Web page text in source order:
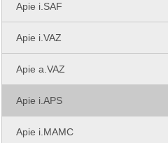
Apie i.SAF
Apie i.VAZ
Apie a.VAZ
Apie i.APS
Apie i.MAMC